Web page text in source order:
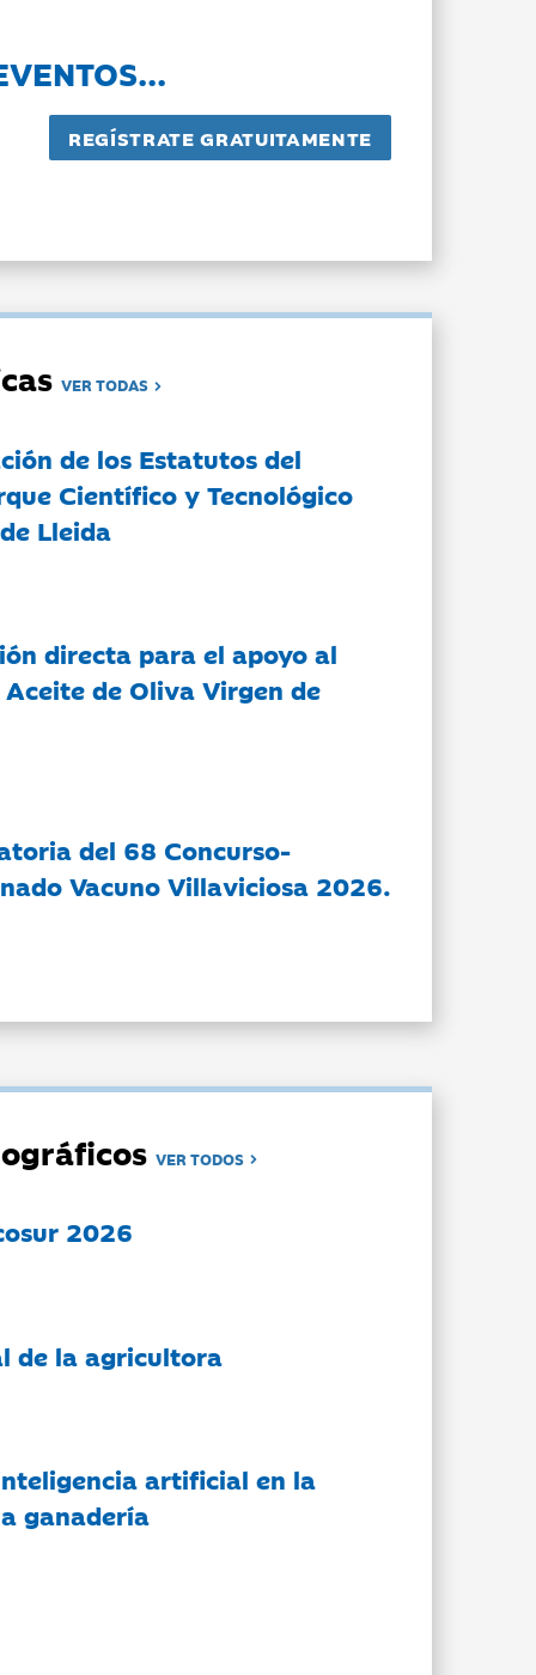
VER TODAS
de los Estatutos del
Científico y Tecnológico
Lleida
directa para el apoyo al
de Oliva Virgen de
del 68 Concurso-
Vacuno Villaviciosa 2026.
VER TODOS
2026
de la agricultora
artificial en la
ganadería